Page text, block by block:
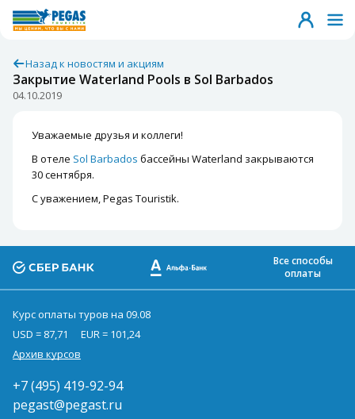
Назад к новостям и акциям
Закрытие Waterland Pools в Sol Barbados
04.10.2019
Уважаемые друзья и коллеги!
В отеле Sol Barbados бассейны Waterland закрываются
30 сентября.
С уважением, Pegas Touristik.
Все способы
оплаты
Курс оплаты туров на 09.08
USD = 87,71
EUR = 101,24
Архив курсов
+7 (495) 419-92-94
pegast@pegast.ru